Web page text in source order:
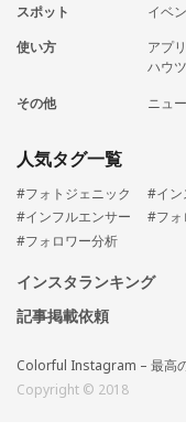
スポット
イベ
使い方
アプリ
ハウ
その他
ニュ
人気タグ一覧
#フォトジェニック #イン
#インフルエンサー
#フォ
#フォロワー分析
インスタランキング
記事掲載依頼
Colorful Instagram – 最高
Copyright © 2018